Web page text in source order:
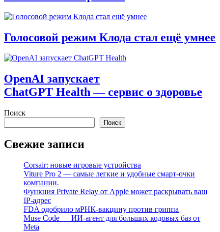
Голосовой режим Клода стал ещё умнее
OpenAI запускает
ChatGPT Health — сервис о здоровье
Поиск
Поиск
Свежие записи
Corsair: новые игровые устройства
Viture Pro 2 — самые легкие и удобные смарт-очки
компании.
Функция Private Relay от Apple может раскрывать ваш
IP-адрес
FDA одобрило мРНК-вакцину против гриппа
Muse Code — ИИ-агент для больших кодовых баз от
Meta